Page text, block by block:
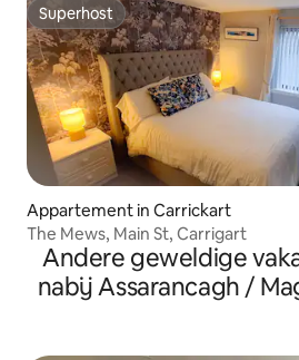
Superhost
Superhost
Appartement in Carrickart
The Mews, Main St, Carrigart
Andere geweldige
nabij Assarancagh /